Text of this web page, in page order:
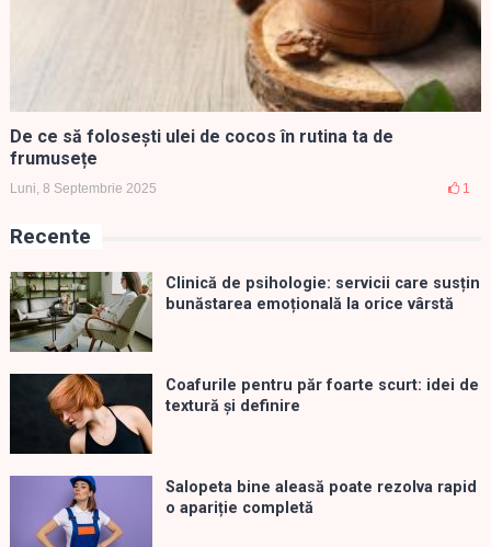
De ce să folosești ulei de cocos în rutina ta de
frumusețe
Luni, 8 Septembrie 2025 1
Recente
Clinică de psihologie: servicii care susțin
bunăstarea emoțională la orice vârstă
Coafurile pentru păr foarte scurt: idei de
textură și definire
Salopeta bine aleasă poate rezolva rapid
o apariție completă